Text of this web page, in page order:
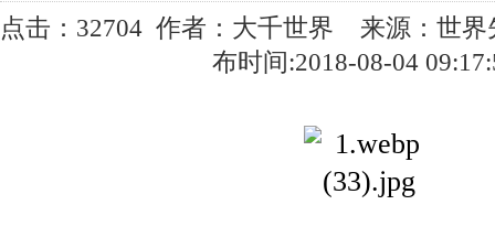
点击： 32704 作者：大千世界 来源：世界
布时间:2018-08-04